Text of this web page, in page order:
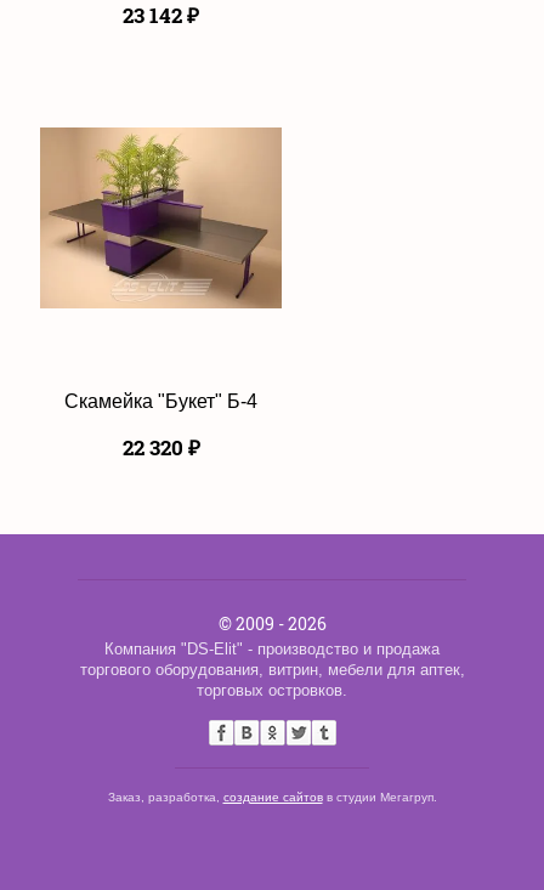
23 142₽
Скамейка "Букет" Б-4
22 320 ₽
© 2009 - 2026
Компания "DS-Elit" - производство и продажа
торгового оборудования, витрин, мебели для аптек,
торговых островков.
Заказ, разработка, создание сайтовв студии Мегагруп.